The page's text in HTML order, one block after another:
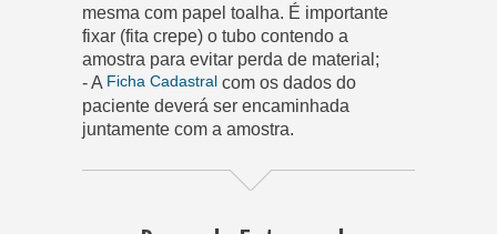
mesma com papel toalha. É importante
fixar (fita crepe) o tubo contendo a
amostra para evitar perda de material;
- A Ficha Cadastral com os dados do
paciente deverá ser encaminhada
juntamente com a amostra.